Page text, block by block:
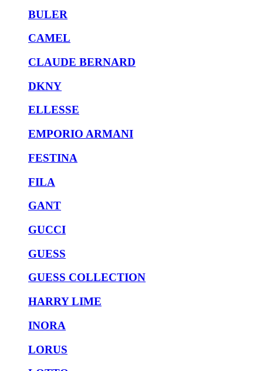
BULER
CAMEL
CLAUDE BERNARD
DKNY
ELLESSE
EMPORIO ARMANI
FESTINA
FILA
GANT
GUCCI
GUESS
GUESS COLLECTION
HARRY LIME
INORA
LORUS